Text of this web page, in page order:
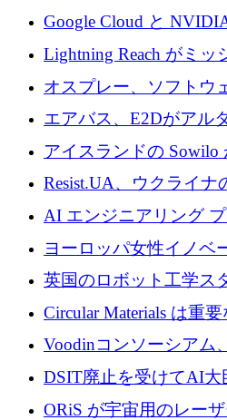
の新たな二次株式売却
Google Cloud と
された AI の野望を推進
Lightning Reach がミッ
グループとしてポート
に買収
オスプレー、ソフトウ
攻撃を阻止するために
エアバス、E2Dがアル
欧州防衛技術ファンド
アイスランドの Sowilo
ッション製品インテリ
ームを拡大するために
Resist.UA、ウクライナ
衛技術を拡大するため
基金を立ち上げる
AI エンジニアリング
ートアップ Cascade が
らの支援を獲得
ヨーロッパ女性イノベ
介します
英国のロボット工学ス
がシリーズ A 1 億
5,000 万ドルに到達
Circular Materials は重
張に 1,180 万ユーロを
Voodinコンソーシアム
製ブレード工場の建設
ーロを確保
DSIT廃止を受けてAI大
ORiS が宇宙用のレー